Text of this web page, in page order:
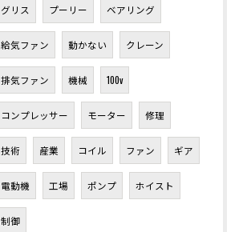
グリス プーリー ベアリング
給気ファン 動かない クレーン
排気ファン 機械 100v
コンプレッサー モーター 修理
技術 産業 コイル ファン ギア
電動機 工場 ポンプ ホイスト
制御